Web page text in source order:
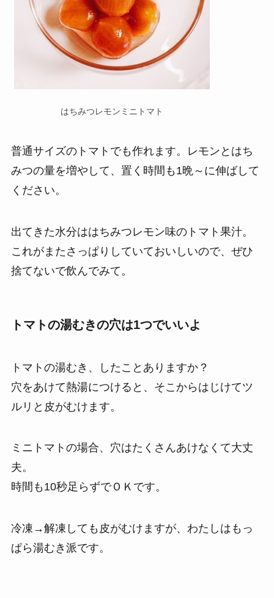
はちみつレモンミニトマト
普通サイズのトマトでも作れます。レモンとはち
みつの量を増やして、置く時間も1晩～に伸ばして
ください。
出てきた水分ははちみつレモン味のトマト果汁。
これがまたさっぱりしていておいしいので、ぜひ
捨てないで飲んでみて。
トマトの湯むきの穴は1つでいいよ
トマトの湯むき、したことありますか？
穴をあけて熱湯につけると、そこからはじけてツ
ルリと皮がむけます。
ミニトマトの場合、穴はたくさんあけなくて大丈
夫。
時間も10秒足らずでＯＫです。
冷凍→解凍しても皮がむけますが、わたしはもっ
ぱら湯むき派です。